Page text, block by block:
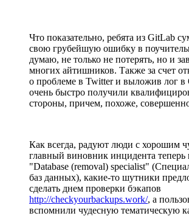
Что показательно, ребята из GitLab
свою грубейшую ошибку в
думаю, не только не потерять, но и
многих айтишников. Также за счет
о проблеме в Twitter и выложив лог в
очень быстро получили
стороны, причем, похоже,
Как всегда, радуют люди с хорошим
главный виновник инцидента теперь
"Database (removal) specialist"
баз данных), какие-то шутники
сделать днем проверки бэкапов
http://checkyourbackups.work/, а
вспомнили чудесную тематическую